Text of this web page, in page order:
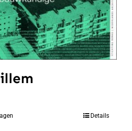
Details